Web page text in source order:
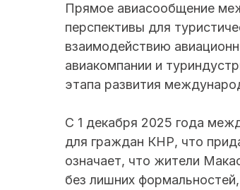
Прямое авиасообщение
перспективы для
взаимодействию
авиакомпании и
этапа развития
С 1 декабря 2025 года
для граждан КНР, что
означает, что жители
без лишних